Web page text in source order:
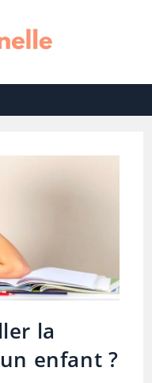
la
enfant ?